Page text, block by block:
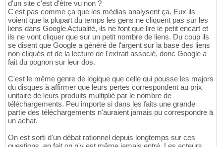
d'un site c'est d'être vu non ?
C'est pas comme ça que les médias analysent ça. Eux ils
voient que la plupart du temps les gens ne cliquent pas sur les
liens dans Google Actualité, ils ne font que lire le petit encart et
ils ne vont cliquer que sur un petit nombre de liens. Du coup ils
se disent que Google a généré de l'argent sur la base des liens
non cliqués et de la lecture de l'extrait associé, donc Google a
fait du pognon sur leur dos.
C'est le même genre de logique que celle qui pousse les majors
du disques à affirmer que leurs pertes correspondent au prix
unitaire de leurs produits multiplié par le nombre de
téléchargements. Peu importe si dans les faits une grande
partie des téléchargements n'auraient jamais pu correspondre à
un achat.
On est sorti d'un débat rationnel depuis longtemps sur ces